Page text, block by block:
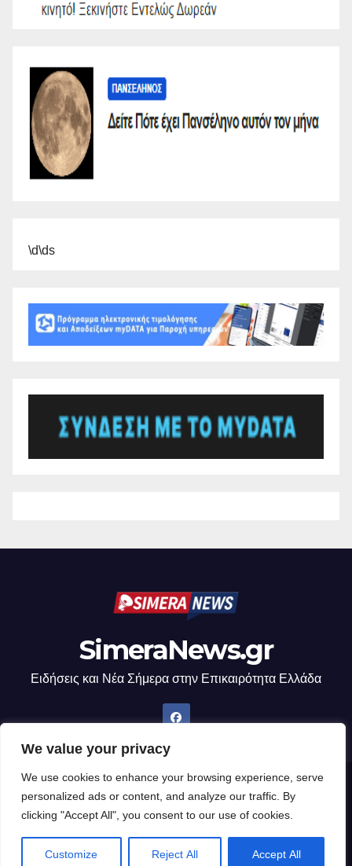
We value your privacy
We use cookies to enhance your browsing experience, serve
personalized ads or content, and analyze our traffic. By
clicking "Accept All", you consent to our use of cookies.
Customize Reject All Accept All
\d\ds
SimeraNews.gr
Ειδήσεις και Νέα Σήμερα στην Επικαιρότητα Ελλάδα
Δημιουργήθηκε από το digital2000 με την Υποστήριξη του WordPress
Θέμα: Newsup απόThemeansar.
Home